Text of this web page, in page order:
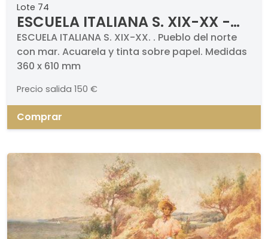
Lote 74
ESCUELA ITALIANA S. XIX-XX -
Pueblo del norte con mar
ESCUELA ITALIANA S. XIX-XX. . Pueblo del norte
con mar. Acuarela y tinta sobre papel. Medidas
360 x 610 mm
Precio salida 150 €
Comprar